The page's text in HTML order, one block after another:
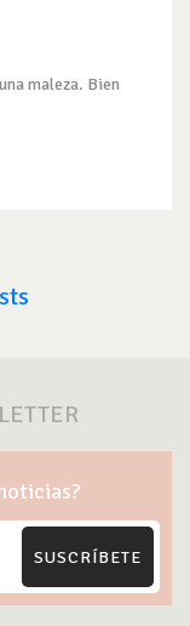
maleza. Bien
SUSCRÍBETE